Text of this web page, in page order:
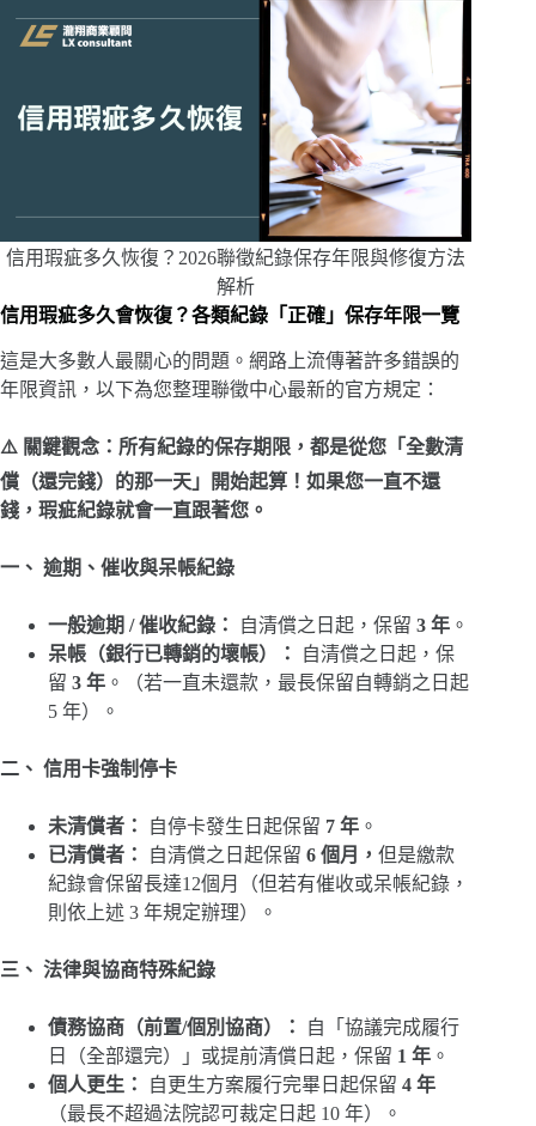
信用瑕疵多久恢復？2026聯徵紀錄保存年限與修復方法
解析
信用瑕疵多久會恢復？各類紀錄「正確」保存年限一覽
這是大多數人最關心的問題。網路上流傳著許多錯誤的
年限資訊，以下為您整理聯徵中心最新的官方規定：
⚠️ 關鍵觀念：所有紀錄的保存期限，都是從您「全數清
償（還完錢）的那一天」開始起算！如果您一直不還
錢，瑕疵紀錄就會一直跟著您。
一、 逾期、催收與呆帳紀錄
一般逾期 / 催收紀錄： 自清償之日起，保留 3 年 。
呆帳（銀行已轉銷的壞帳）：
自清償之日起，保
留 3 年 。（若一直未還款，最長保留自轉銷之日起
5 年）。
二、 信用卡強制停卡
未清償者： 自停卡發生日起保留 7 年 。
已清償者：
自清償之日起保留 6 個月， 但是繳款
紀錄會保留長達12個月（但若有催收或呆帳紀錄，
則依上述 3 年規定辦理）。
三、 法律與協商特殊紀錄
債務協商（前置/個別協商）：
自「協議完成履行
日（全部還完）」或提前清償日起，保留 1 年 。
個人更生：
自更生方案履行完畢日起保留 4 年
（最長不超過法院認可裁定日起 10 年）。